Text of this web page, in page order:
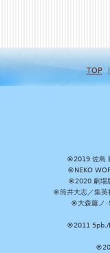
TOP｜
©2019 佐島
©NEKO
©2020 劇場
©筒井大志／集英
©大森藤ノ
©2011 5pb./